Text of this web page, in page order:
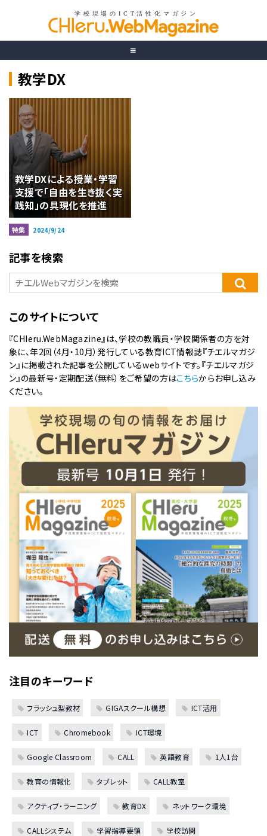
教学DX
教学DXによる授業・学習
支援で「自由を生き抜く実
践知」の具現化を推進
特集 2024/9/24
記事を検索
このサイトについて
『CHIeru.WebMagazine』は、学校の教職員・学校関係者の方を対
象に、年2回（4月・10月）発行している教育ICT情報誌『チエルマガジ
ン』に掲載された記事を公開しているwebサイトです。『チエルマガジ
ン』の最新号・定期配送（無料）をご希望の方はこちらからお申し込み
ください。
注目のキーワード
フラッシュ型教材 GIGAスクール構想 ICT活用
ICT Chromebook ICT環境
Google Classroom CALL 英語教育 1人1台
教育の情報化 タブレット CALL教室
アクティブ・ラーニング 教育DX ネットワーク環境
CALLシステム 学習指導要領 学校訪問